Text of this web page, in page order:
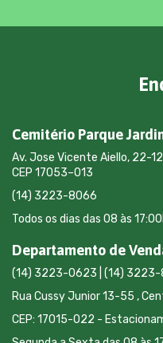
Cemitério Parque
Av. Jose Vicente Aiello, 22-
CEP 17053–013
(14) 3223-8066
Todos os dias das 08 às
Departamento de
(14) 3223-0623 | (14)
Rua Cussy Junior 13-55 ,
CEP: 17015-022 -